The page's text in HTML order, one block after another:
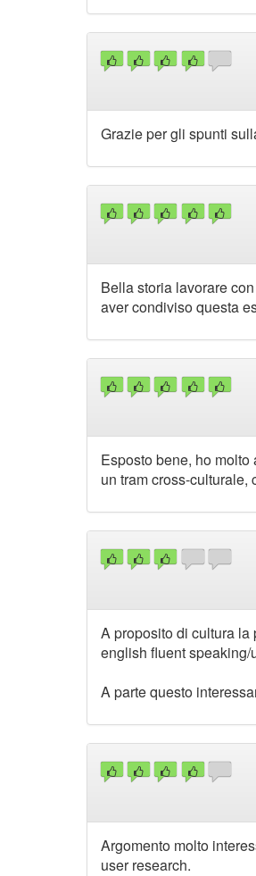
Grazie per gli spunti
Bella storia lavorare
aver condiviso questa
Esposto bene, ho
un tram cross-culturale,
A proposito di cultura
english fluent speaking/
A parte questo
Argomento molto
user research.